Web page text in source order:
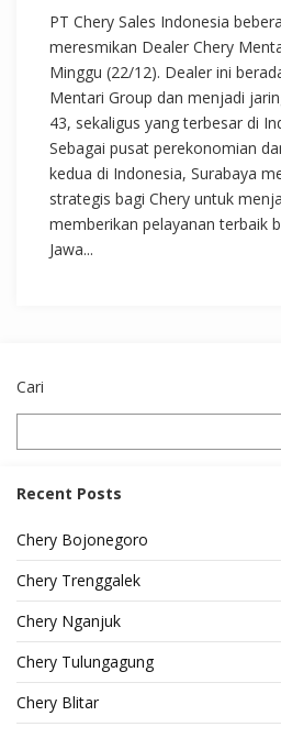
PT Chery Sales Indonesia
meresmikan Dealer Chery
Minggu (22/12). Dealer ini
Mentari Group dan menjadi
43, sekaligus yang terbesar di
Sebagai pusat perekonomian
kedua di Indonesia, Surabaya
strategis bagi Chery untuk
memberikan pelayanan terbaik
Jawa...
Cari
Recent Posts
Chery Bojonegoro
Chery Trenggalek
Chery Nganjuk
Chery Tulungagung
Chery Blitar